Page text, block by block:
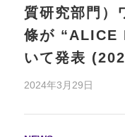
質研究部門）
條が “ALICE
いて発表
2024年3月29日